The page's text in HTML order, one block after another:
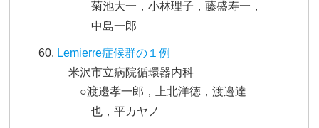
菊池大一，小林理子，藤盛寿一，
中島一郎
Lemierre症候群の１例
米沢市立病院循環器内科
○渡邊孝一郎，上北洋徳，渡邉達
也，平カヤノ